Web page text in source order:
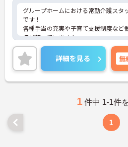
グループホームにおける常勤介護スタ
です！
各種手当の充実や子育て支援制度など
境が整っています！
ご興味ある方には、面接のポイントな
細をお話致しますのでお気軽にご相談
詳細を見る 無
1 件中 1-1件
1